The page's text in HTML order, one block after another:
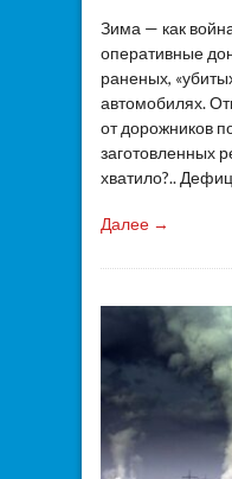
Зима — как
оперативные
раненых,
автомобилях.
от дорожников
заготовленных
хватило?..
Далее →